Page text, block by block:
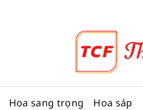
Hoa sang trọng Hoa sáp